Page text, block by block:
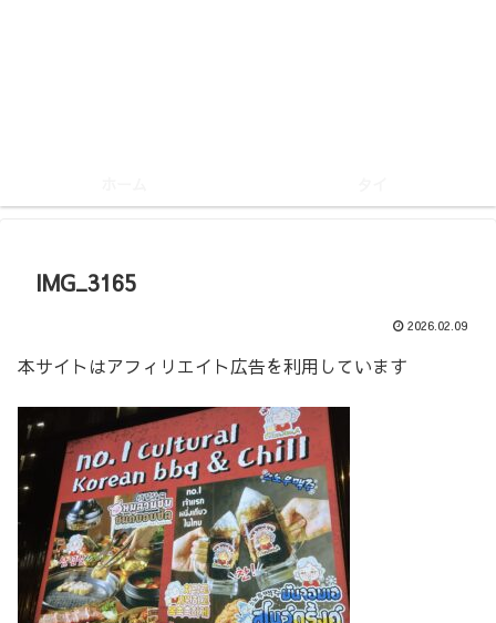
IMG_3165
2026.02.09
本サイトはアフィリエイト広告を利用しています